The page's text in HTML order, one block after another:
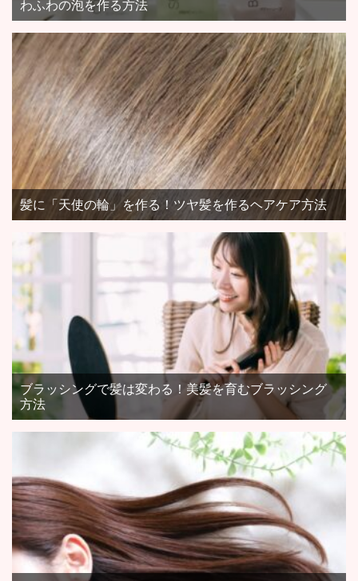
わふわの泡を作る方法
髪に「天使の輪」を作る！ツヤ髪を作るヘアケア方法
ブラッシングで髪は変わる！美髪を育むブラッシング
方法